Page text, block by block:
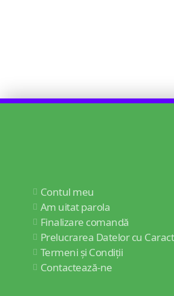
Contul meu
Am uitat parola
Finalizare comandă
Prelucrarea Datelor cu
Termeni și Condiții
Contactează-ne